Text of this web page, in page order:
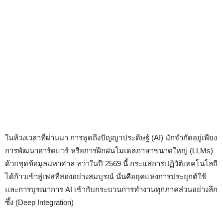
ในห้วงเวลาที่ผ่านมา การพูดถึงปัญญาประดิษฐ์ (AI) มักจำกัดอยู่เพียง
การพัฒนาฮาร์ดแวร์ หรือการฝึกฝนโมเดลภาษาขนาดใหญ่ (LLMs)
ด้วยชุดข้อมูลมหาศาล ทว่าในปี 2569 นี้ กระแสการปฏิวัติเทคโนโลยี
ได้ก้าวเข้าสู่เฟสที่สองอย่างสมบูรณ์ นั่นคือยุคแห่งการประยุกต์ใช้
และการบูรณาการ AI เข้ากับกระบวนการทำงานทุกภาคส่วนอย่างลึก
ซึ้ง (Deep Integration)